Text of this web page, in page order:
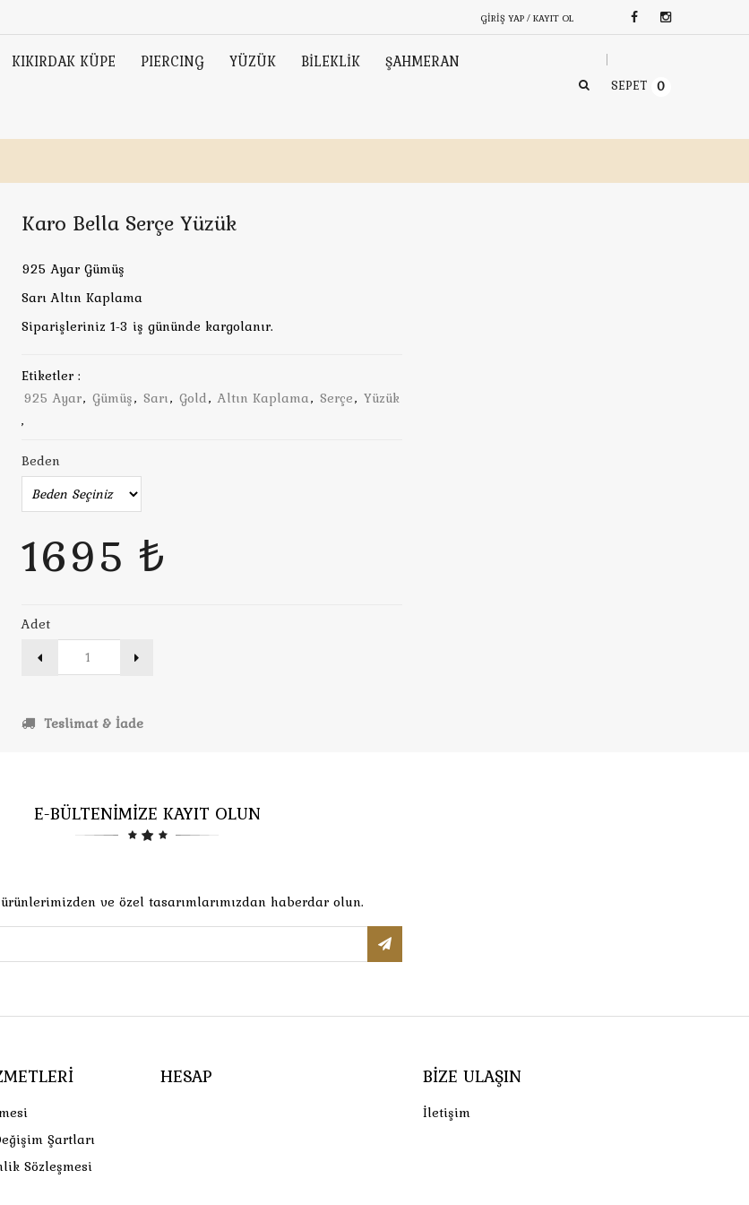
GIRIŞ YAP / KAYIT OL
KIKIRDAK KÜPE PIERCING YÜZÜK BİLEKLİK ŞAHMERAN
SEPET 0
Karo Bella Serçe Yüzük
925 Ayar Gümüş
Sarı Altın Kaplama
Siparişleriniz 1-3 iş gününde kargolanır.
Etiketler :
925 Ayar, Gümüş, Sarı, Gold, Altın Kaplama, Serçe, Yüzük
,
Beden
1695 ₺
Adet
Teslimat & İade
E-BÜLTENİMİZE KAYIT OLUN
ve özel tasarımlarımızdan haberdar olun.
Şartları
Sözleşmesi
HESAP BIZE ULAŞIN
İletişim